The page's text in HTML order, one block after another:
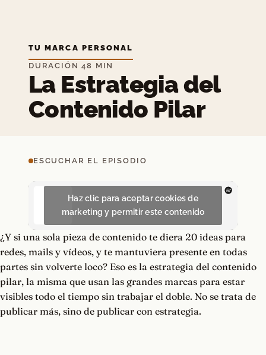
TU MARCA PERSONAL
DURACIÓN 48 MIN
La Estrategia del
Contenido Pilar
ESCUCHAR EL EPISODIO
Haz clic para aceptar cookies de
marketing y permitir este contenido
¿Y si una sola pieza de contenido te diera 20 ideas para
redes, mails y vídeos, y te mantuviera presente en todas
partes sin volverte loco? Eso es la estrategia del contenido
pilar, la misma que usan las grandes marcas para estar
visibles todo el tiempo sin trabajar el doble. No se trata de
publicar más, sino de publicar con estrategia.